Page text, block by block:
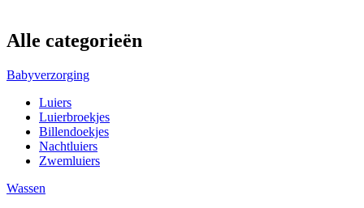
Alle categorieën
Babyverzorging
Luiers
Luierbroekjes
Billendoekjes
Nachtluiers
Zwemluiers
Wassen